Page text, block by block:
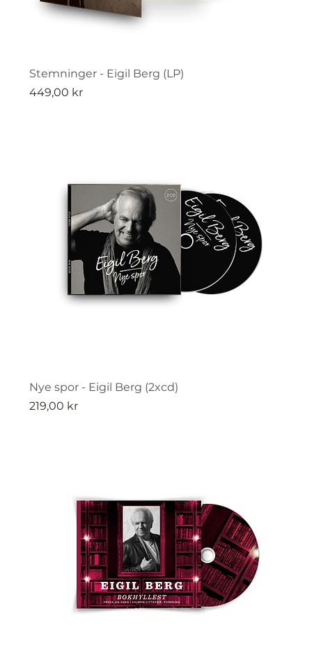
Stemninger - Eigil Berg (LP)
Pris
449,00 kr
Nye spor - Eigil Berg (2xcd)
Pris
219,00 kr